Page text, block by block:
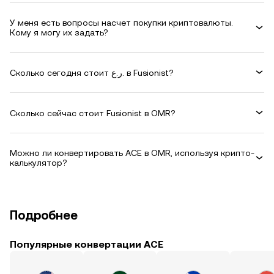
У меня есть вопросы насчет покупки криптовалюты.
Кому я могу их задать?
Сколько сегодня стоит ر.ع. в Fusionist?
Сколько сейчас стоит Fusionist в OMR?
Можно ли конвертировать ACE в OMR, используя крипто-
калькулятор?
Подробнее
Популярные конвертации ACE